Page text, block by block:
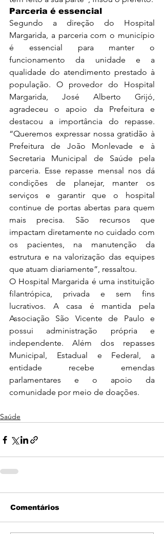
Parceria é essencial
Segundo a direção do Hospital
Margarida, a parceria com o município
é essencial para manter o
funcionamento da unidade e a
qualidade do atendimento prestado à
população. O provedor do Hospital
Margarida, José Alberto Grijó,
agradeceu o apoio da Prefeitura e
destacou a importância do repasse.
“Queremos expressar nossa gratidão à
Prefeitura de João Monlevade e à
Secretaria Municipal de Saúde pela
parceria. Esse repasse mensal nos dá
condições de planejar, manter os
serviços e garantir que o hospital
continue de portas abertas para quem
mais precisa. São recursos que
impactam diretamente no cuidado com
os pacientes, na manutenção da
estrutura e na valorização das equipes
que atuam diariamente”, ressaltou.
O Hospital Margarida é uma instituição
filantrópica, privada e sem fins
lucrativos. A casa é mantida pela
Associação São Vicente de Paulo e
possui administração própria e
independente. Além dos repasses
Municipal, Estadual e Federal, a
entidade recebe emendas
parlamentares e o apoio da
comunidade por meio de doações.
Saúde
Comentários